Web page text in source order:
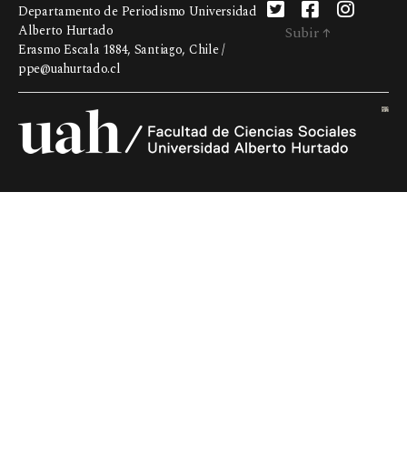
Departamento de Periodismo Universidad
Alberto Hurtado
Erasmo Escala 1884, Santiago, Chile /
ppe@uahurtado.cl
Subir ↑